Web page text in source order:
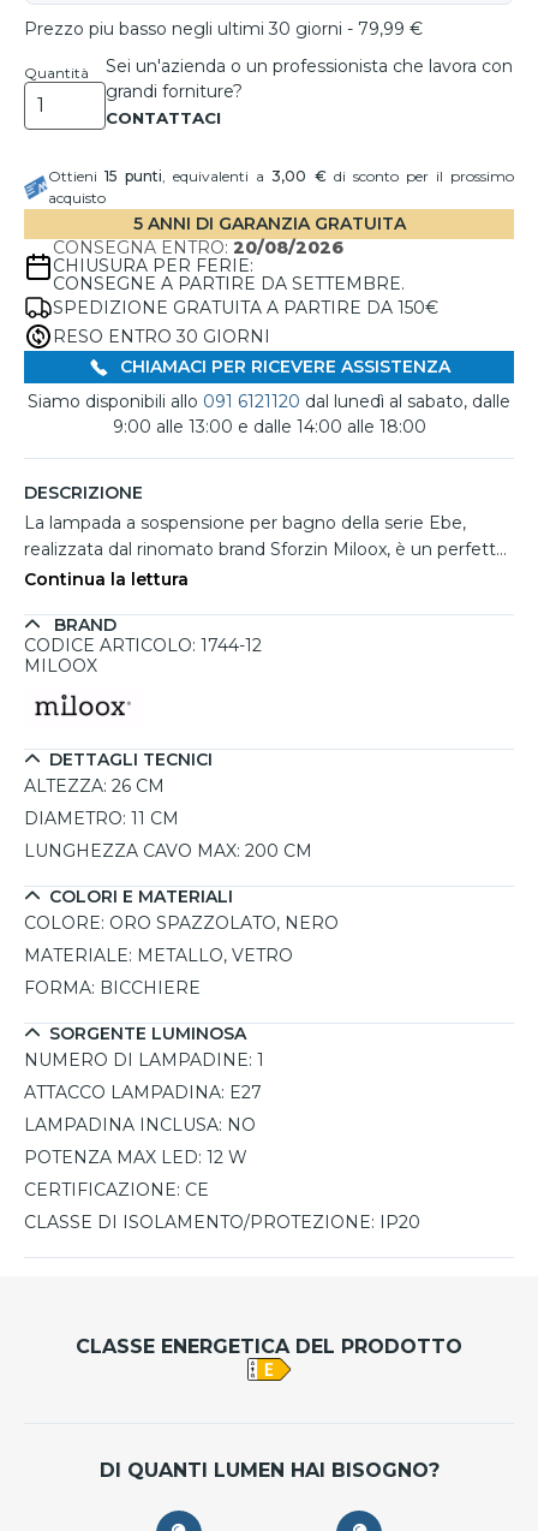
Prezzo piu basso negli ultimi 30 giorni - 79,99 €
Quantità
Sei un'azienda o un professionista che lavora con
grandi forniture?
Ottieni15 punti, equivalenti a3,00 €di sconto per il prossimo
acquisto
5 ANNI DI GARANZIA GRATUITA
CONSEGNA ENTRO: 20/08/2026
CHIUSURA PER FERIE:
CONSEGNE A PARTIRE DA SETTEMBRE.
SPEDIZIONE GRATUITA A PARTIRE DA 150€
RESO ENTRO 30 GIORNI
CHIAMACI PER RICEVERE ASSISTENZA
Siamo disponibili allo 091 6121120 dal lunedì al sabato, dalle
9:00 alle 13:00 e dalle 14:00 alle 18:00
DESCRIZIONE
La lampada a sospensione per bagno della serie Ebe,
realizzata dal rinomato brand Sforzin Miloox, è un perfetto
esempio di design raffinato e funzionalità. Il diffusore in
una luce delicata e accogliente, creando un'atmosfera
sofisticata in qualsiasi ambiente. La struttura in metallo
metallo nero, uniti al cavo regolabile in altezza,
Il portalampada E27 consente di scegliere la lampadina
che meglio si adatta alle proprie esigenze di illuminazione,
con un massimo di 12W LED. Un'illuminazione funzionale
e personalizzabile, senza rinunciare a uno stile ricercato e
Continua la lettura
BRAND
CODICE ARTICOLO: 1744-12
MILOOX
DETTAGLI TECNICI
ALTEZZA: 26 CM
DIAMETRO: 11 CM
LUNGHEZZA CAVO MAX: 200 CM
COLORI E MATERIALI
COLORE: ORO SPAZZOLATO, NERO
MATERIALE: METALLO, VETRO
FORMA: BICCHIERE
SORGENTE LUMINOSA
NUMERO DI LAMPADINE: 1
ATTACCO LAMPADINA: E27
LAMPADINA INCLUSA: NO
POTENZA MAX LED: 12 W
CERTIFICAZIONE: CE
CLASSE DI ISOLAMENTO/PROTEZIONE: IP20
CLASSE ENERGETICA DEL PRODOTTO
DI QUANTI LUMEN HAI BISOGNO?